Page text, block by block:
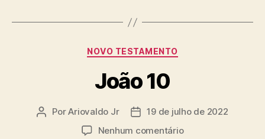
Categorias
NOVO TESTAMENTO
João 10
Autor
PorAriovaldo Jr
Data19 de julho de 2022
Nenhum comentárioem